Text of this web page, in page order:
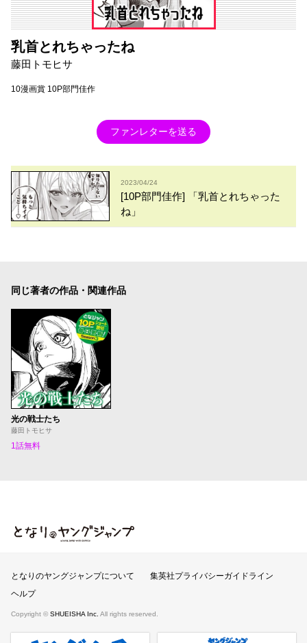
乳首とれちゃったね
藤田トモヒサ
10漫画賞 10P部門佳作
ファンレターを送る
2023/04/24
[10P部門佳作] 「乳首とれちゃった
ね」
同じ著者の作品・関連作品
光の戦士たち
藤田トモヒサ
1話無料
となりのヤングジャンプ
となりのヤングジャンプについて
集英社プライバシーガイドライン
ヘルプ
Copyright © SHUEISHA Inc. All rights reserved.
ヤンジャンプラス 週刊ヤングジャンプ公式サイト